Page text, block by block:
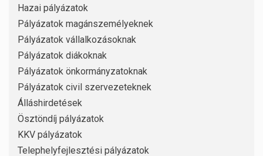
Hazai pályázatok
Pályázatok magánszemélyeknek
Pályázatok vállalkozásoknak
Pályázatok diákoknak
Pályázatok önkormányzatoknak
Pályázatok civil szervezeteknek
Álláshirdetések
Ösztöndíj pályázatok
KKV pályázatok
Telephelyfejlesztési pályázatok